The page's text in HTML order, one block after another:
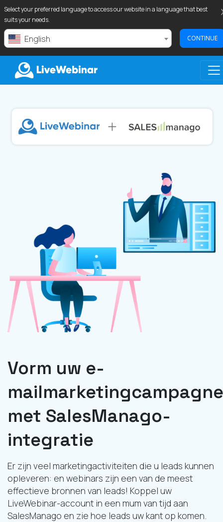
Select your preferred language to access our website in a language that best
suits your needs.
English CONTINUE
LIVEWEBINAR.COM
Vorm uw e-
met SalesManago-
integratie
Er zijn veel marketingactiviteiten die u leads kunnen
opleveren: en webinars zijn een van de meest
effectieve bronnen van leads! Koppel uw
LiveWebinar-account in een mum van tijd aan
SalesManago en zie hoe leads uw kant op komen.